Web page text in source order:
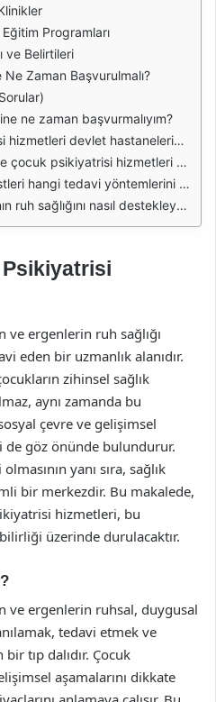
Programları
ve Belirtileri
Zaman Başvurulmalı?
ne zaman başvurmalıyım?
devlet hastanelerinde bulunur mu?
hizmetleri daha mı pahalıdır?
tedavi yöntemlerini kullanır?
sağlığını nasıl destekleyebilir?
Psikiyatrisi
ve ergenlerin ruh sağlığı
eden bir uzmanlık alanıdır.
zihinsel sağlık
aynı zamanda bu
çevre ve gelişimsel
göz önünde bulundurur.
yanı sıra, sağlık
bir merkezdir. Bu makalede,
hizmetleri, bu
üzerinde durulacaktır.
ve ergenlerin ruhsal, duygusal
tedavi etmek ve
tıp dalıdır. Çocuk
aşamalarını dikkate